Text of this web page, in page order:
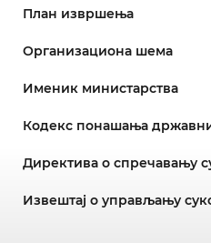
План извршења
Организациона шема
Именик министарства
Кодекс понашања
Директива о спречавању
Извештај о управљању